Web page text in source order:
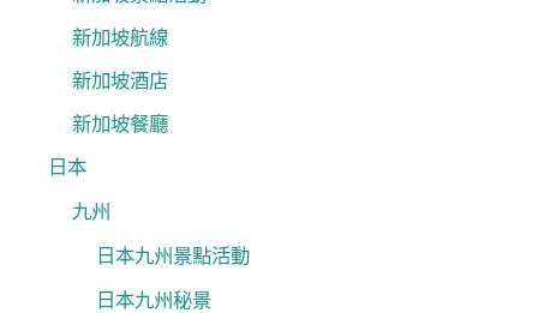
新加坡航線
新加坡酒店
新加坡餐廳
日本
九州
日本九州景點活動
日本九州秘景